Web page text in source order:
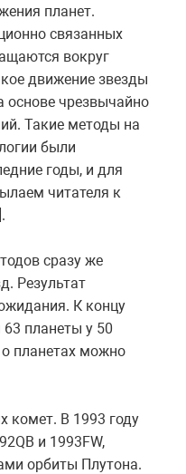
планет.
связанных
вокруг
движение звезды
основе чрезвычайно
Такие методы на
были
годы, и для
читателя к
сразу же
Результат
К концу
планеты у 50
планетах можно
комет. В 1993 году
и 1993FW,
орбиты Плутона.